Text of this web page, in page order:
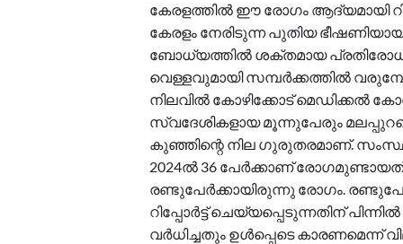
കേരളത്തില്‍ ഈ രോഗം ആദ്യമായി
കേരളം നേരിടുന്ന പുതിയ
ബോധ്യത്തില്‍ ശക്തമായ
വെള്ളവുമായി സമ്പര്‍ക്കത്തില്‍
നിലവില്‍ കോഴിക്കോട് മെഡിക്കല്‍
സ്വദേശികളായ മൂന്നുപേരും
കുഞ്ഞിന്റെ നില ഗുരുതരമാണ്.
2024ല്‍ 36 പേര്‍ക്കാണ്
രണ്ടുപേര്‍ക്കായിരുന്നു രോഗം.
റിപ്പോര്‍ട്ട് ചെയ്യപ്പെടുന്നതിന്
വര്‍ധിച്ചതും ഉള്‍പ്പെടെ കാരണമെന്ന്